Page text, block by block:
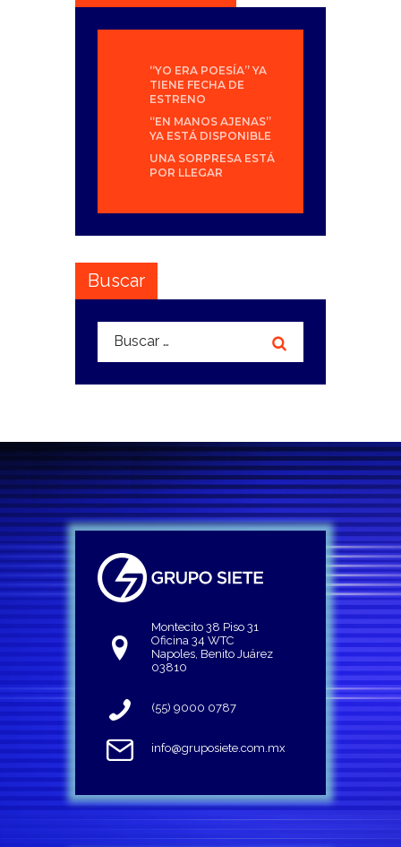
“YO ERA POESÍA” YA
TIENE FECHA DE
ESTRENO
“EN MANOS AJENAS”
YA ESTÁ DISPONIBLE
UNA SORPRESA ESTÁ
POR LLEGAR
Buscar
Buscar:
Montecito 38 Piso 31
Oficina 34 WTC
Napoles, Benito Juárez
03810
(55) 9000 0787
info@gruposiete.com.mx